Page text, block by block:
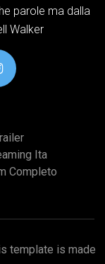
parole ma dalla
Walker
Ita
Completo
template is made